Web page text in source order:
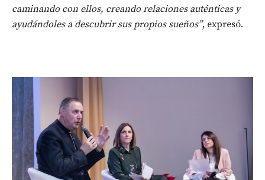
caminando con ellos, creando relaciones auténticas y
ayudándoles a descubrir sus propios sueños”, expresó.